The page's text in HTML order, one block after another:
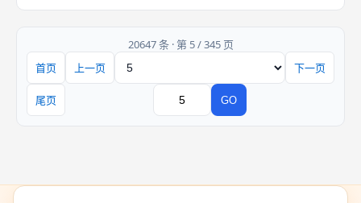
20647 条 · 第 5 / 345 页
首页
上一页 下一页
尾页 GO